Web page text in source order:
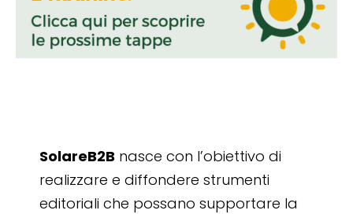
SolareB2B nasce con l’obiettivo di
realizzare e diffondere strumenti
editoriali che possano supportare la